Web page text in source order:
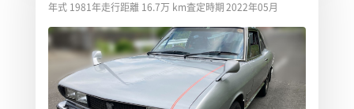
年式 1981年走行距離 16.7万 km査定時期 2022年05月